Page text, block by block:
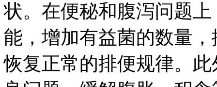
状。在便秘和腹泻问题
能，增加有益菌的数量
恢复正常的排便规律。